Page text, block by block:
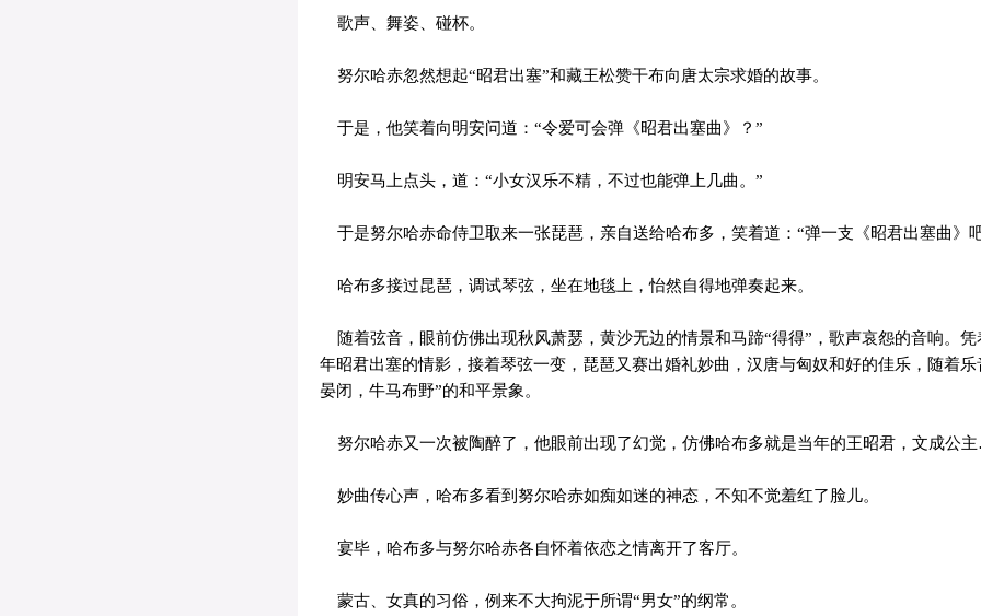
歌声、舞姿、碰杯。
努尔哈赤忽然想起“昭君出塞”和藏王松赞干布向唐太宗求婚的故事。
于是，他笑着向明安问道：“令爱可会弹《昭君出塞曲》？”
明安马上点头，道：“小女汉乐不精，不过也能弹上几曲。”
于是努尔哈赤命侍卫取来一张琵琶，亲自送给哈布多，笑着道：“弹一支《昭君出塞曲》
哈布多接过昆琶，调试琴弦，坐在地毯上，怡然自得地弹奏起来。
随着弦音，眼前仿佛出现秋风萧瑟，黄沙无边的情景和马蹄“得得”，歌声哀怨的音响。
年昭君出塞的情影，接着琴弦一变，琵琶又赛出婚礼妙曲，汉唐与匈奴和好的佳乐，随着
晏闭，牛马布野”的和平景象。
努尔哈赤又一次被陶醉了，他眼前出现了幻觉，仿佛哈布多就是当年的王昭君，文成公
妙曲传心声，哈布多看到努尔哈赤如痴如迷的神态，不知不觉羞红了脸儿。
宴毕，哈布多与努尔哈赤各自怀着依恋之情离开了客厅。
蒙古、女真的习俗，例来不大拘泥于所谓“男女”的纲常。